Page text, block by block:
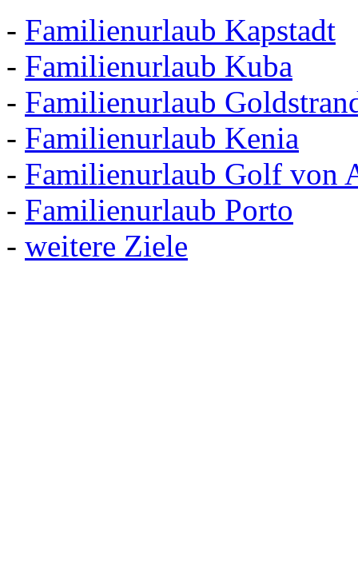
- Familienurlaub Kapstadt
- Familienurlaub Kuba
- Familienurlaub
- Familienurlaub Kenia
- Familienurlaub Golf von
- Familienurlaub Porto
- weitere Ziele